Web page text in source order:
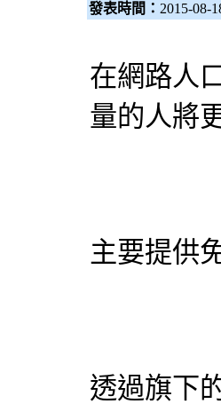
發表時間： 2015-08-
在網路人
量的人將
主要提供
透過旗下